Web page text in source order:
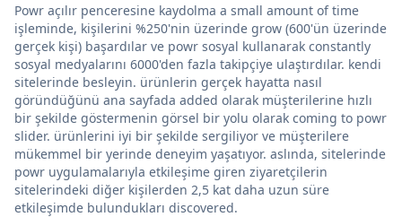
Powr açılır penceresine kaydolma a small amount of time
işleminde, kişilerini %250'nin üzerinde grow (600'ün üzerinde
gerçek kişi) başardılar ve powr sosyal kullanarak constantly
sosyal medyalarını 6000'den fazla takipçiye ulaştırdılar. kendi
sitelerinde besleyin. ürünlerin gerçek hayatta nasıl
göründüğünü ana sayfada added olarak müşterilerine hızlı
bir şekilde göstermenin görsel bir yolu olarak coming to powr
slider. ürünlerini iyi bir şekilde sergiliyor ve müşterilere
mükemmel bir yerinde deneyim yaşatıyor. aslında, sitelerinde
powr uygulamalarıyla etkileşime giren ziyaretçilerin
sitelerindeki diğer kişilerden 2,5 kat daha uzun süre
etkileşimde bulundukları discovered.